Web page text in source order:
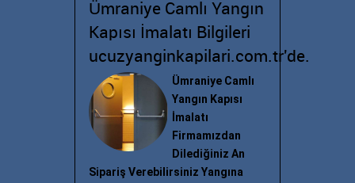
Ümraniye Camlı Yangın
Kapısı İmalatı Bilgileri
ucuzyanginkapilari.com.tr'de.
Ümraniye Camlı
Yangın Kapısı
İmalatı
Firmamızdan
Dilediğiniz An
Sipariş Verebilirsiniz Yangına